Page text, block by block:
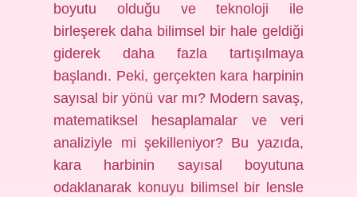
boyutu olduğu ve teknoloji ile
birleşerek daha bilimsel bir hale geldiği
giderek daha fazla tartışılmaya
başlandı. Peki, gerçekten kara harpinin
sayısal bir yönü var mı? Modern savaş,
matematiksel hesaplamalar ve veri
analiziyle mi şekilleniyor? Bu yazıda,
kara harbinin sayısal boyutuna
odaklanarak konuyu bilimsel bir lensle